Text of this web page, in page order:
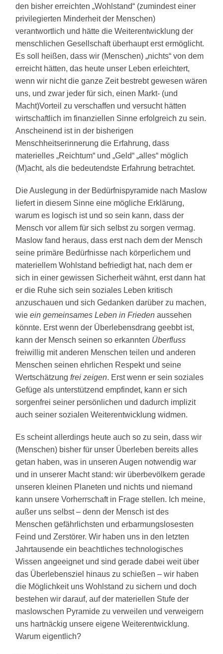
den bisher erreichten „Wohlstand“ (zumindest einer
privilegierten Minderheit der Menschen)
verantwortlich und hätte die Weiterentwicklung der
menschlichen Gesellschaft überhaupt erst ermöglicht.
Es soll heißen, dass wir (Menschen) „nichts“ von dem
erreicht hätten, das heute unser Leben erleichtert,
wenn wir nicht die ganze Zeit bestrebt gewesen wären
uns, und zwar jeder für sich, einen Markt- (und
Macht)Vorteil zu verschaffen und versucht hätten
wirtschaftlich im finanziellen Sinne erfolgreich zu sein.
Anscheinend ist in der bisherigen
Menschheitserinnerung die Erfahrung, dass
materielles „Reichtum“ und „Geld“ „alles“ möglich
(M)acht, als die bedeutendste Erfahrung betrachtet.
Die Auslegung in der Bedürfnispyramide nach Maslow
liefert in diesem Sinne eine mögliche Erklärung,
warum es logisch ist und so sein kann, dass der
Mensch vor allem für sich selbst zu sorgen vermag.
Maslow fand heraus, dass erst nach dem der Mensch
seine primäre Bedürfnisse nach körperlichem und
materiellem Wohlstand befriedigt hat, nach dem er
sich in einer gewissen Sicherheit wähnt, erst dann hat
er die Ruhe sich sein soziales Leben kritisch
anzuschauen und sich Gedanken darüber zu machen,
wieein gemeinsames Leben in Frieden aussehen
könnte. Erst wenn der Überlebensdrang geebbt ist,
kann der Mensch seinen so erkannten Überfluss
freiwillig mit anderen Menschen teilen und anderen
Menschen seinen ehrlichen Respekt und seine
Wertschätzungfrei zeigen. Erst wenn er sein soziales
Gefüge als unterstützend empfindet, kann er sich
sorgenfrei seiner persönlichen und dadurch implizit
auch seiner sozialen Weiterentwicklung widmen.
Es scheint allerdings heute auch so zu sein, dass wir
(Menschen) bisher für unser Überleben bereits alles
getan haben, was in unseren Augen notwendig war
und in unserer Macht stand: wir überbevölkern gerade
unseren kleinen Planeten und nichts und niemand
kann unsere Vorherrschaft in Frage stellen. Ich meine,
außer uns selbst – denn der Mensch ist des
Menschen gefährlichsten und erbarmungslosesten
Feind und Zerstörer. Wir haben uns in den letzten
Jahrtausende ein beachtliches technologisches
Wissen angeeignet und sind gerade dabei weit über
das Überlebensziel hinaus zu schießen – wir haben
die Möglichkeit uns Wohlstand zu sichern und doch
bestehen wir darauf, auf der materiellen Stufe der
maslowschen Pyramide zu verweilen und verweigern
uns hartnäckig unsere eigene Weiterentwicklung.
Warum eigentlich?